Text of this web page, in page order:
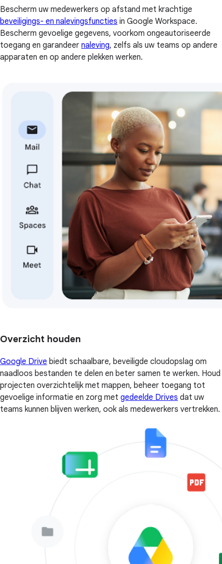
Bescherm uw medewerkers op afstand met krachtige
beveiligings- en nalevingsfuncties in Google Workspace.
Bescherm gevoelige gegevens, voorkom ongeautoriseerde
toegang en garandeer naleving, zelfs als uw teams op andere
apparaten en op andere plekken werken.
Overzicht houden
Google Drive biedt schaalbare, beveiligde cloudopslag om
naadloos bestanden te delen en beter samen te werken. Houd
projecten overzichtelijk met mappen, beheer toegang tot
gevoelige informatie en zorg met gedeelde Drives dat uw
teams kunnen blijven werken, ook als medewerkers vertrekken.